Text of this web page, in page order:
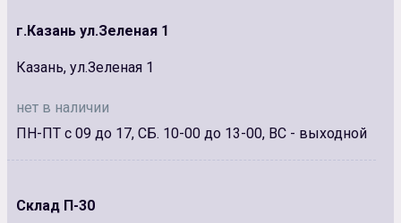
г.Казань ул.Зеленая 1
Казань, ул.Зеленая 1
нет в наличии
ПН-ПТ с 09 до 17, СБ. 10-00 до 13-00, ВС - выходной
Склад П-30